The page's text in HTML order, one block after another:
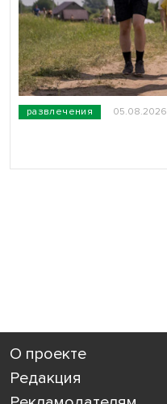
развлечения 05.08.2026
О проекте
Редакция